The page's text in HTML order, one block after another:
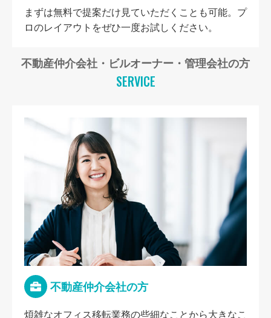
まずは無料で提案だけ見ていただくことも可能。プ
ロのレイアウトをぜひ一度お試しください。
不動産仲介会社・ビルオーナー・管理会社の方
SERVICE
不動産仲介会社の方
煩雑なオフィス移転業務の些細なことから大きなこ